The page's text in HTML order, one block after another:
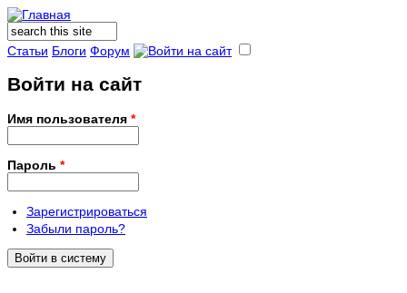
Форма поиска
Поиск
Статьи Блоги Форум
Войти на сайт
Имя пользователя *
Пароль *
Зарегистрироваться
Забыли пароль?